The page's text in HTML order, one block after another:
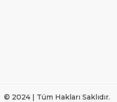
© 2024 | Tüm Hakları Saklıdır.